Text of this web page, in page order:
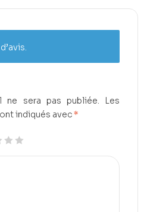
ne sera pas publiée.
Les
indiqués avec*